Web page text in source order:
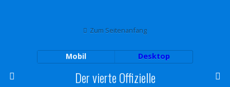
Zum Seitenanfang
Mobil Desktop
Der vierte Offizielle